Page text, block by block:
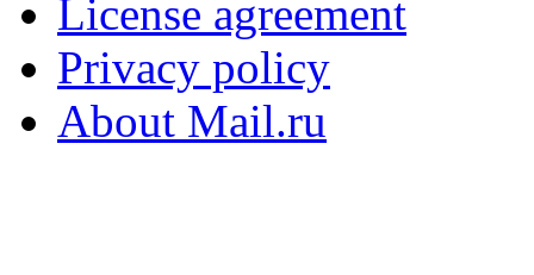
License agreement
Privacy policy
About Mail.ru